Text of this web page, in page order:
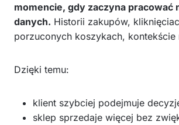
momencie, gdy zaczyna pracować
danych. Historii zakupów,
porzuconych koszykach, kontekście
Dzięki temu:
klient szybciej podejmuje
sklep sprzedaje więcej bez